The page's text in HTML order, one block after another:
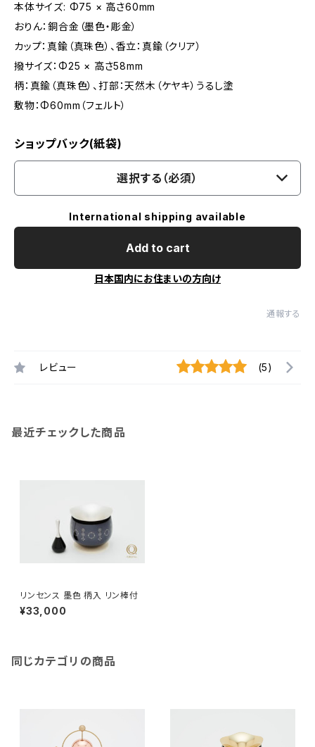
本体サイズ: Φ75 × 高さ60mm
おりん：銅合金（墨色・彫金）
カップ：真鍮（真珠色）、香立：真鍮（クリア）
撥サイズ：Φ25 × 高さ58mm
柄：真鍮（真珠色）、打部：天然木（ケヤキ）うるし塗
敷物：Φ60mm（フェルト）
ショップバック(紙袋)
選択する（必須）
International shipping available
Add to cart
日本国内にお住まいの方向け
通報する
レビュー (5)
最近チェックした商品
リンセンス 墨色 柄入 リン棒付
¥33,000
同じカテゴリの商品